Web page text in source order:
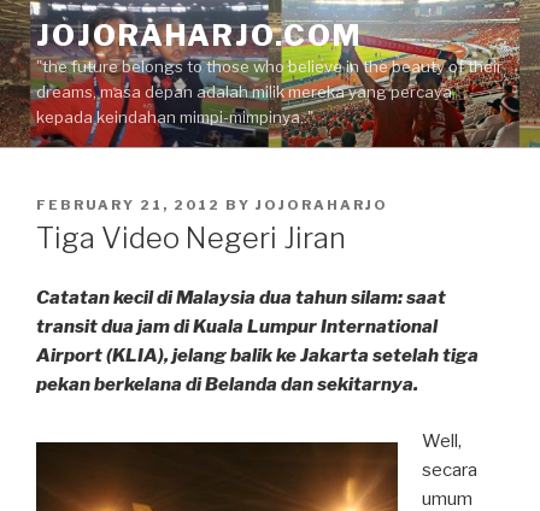
Skip
to
content
JOJORAHARJO.COM
"the future belongs to those who believe in the beauty of their
dreams, masa depan adalah milik mereka yang percaya
kepada keindahan mimpi-mimpinya.."
POSTED
ON
FEBRUARY 21, 2012 BY JOJORAHARJO
Tiga Video Negeri Jiran
Catatan kecil di Malaysia dua tahun silam: saat
transit dua jam di Kuala Lumpur International
Airport (KLIA), jelang balik ke Jakarta setelah tiga
pekan berkelana di Belanda dan sekitarnya.
Well,
secara
umum